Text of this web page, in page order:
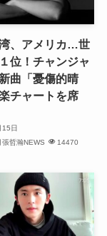
、アメリカ…世
位！チャンジャ
曲「憂傷的晴
チャートを席
日
哲瀚NEWS
14470